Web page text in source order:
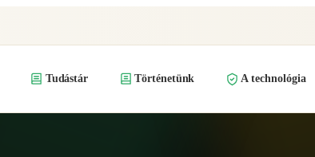
Tudástár Történetünk A technológia